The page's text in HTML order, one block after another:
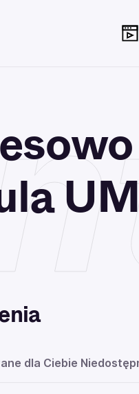
UM
dla Ciebie